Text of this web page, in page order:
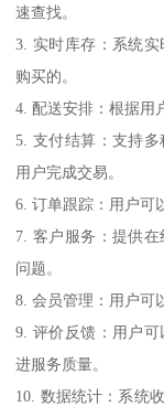
速查找。
3. 实时库存：系统
购买的。
4. 配送安排：根据用
5. 支付结算：支持
用户完成交易。
6. 订单跟踪：用户可
7. 客户服务：提供
问题。
8. 会员管理：用户可
9. 评价反馈：用户
进服务质量。
10. 数据统计：系统